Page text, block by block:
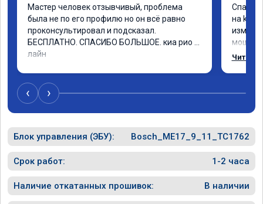
Мастер человек отзывчивый, проблема
была не по его профилю но он всё равно
проконсультировал и подсказал.
БЕСПЛАТНО. СПАСИБО БОЛЬШОЕ. киа рио х
лайн
на kia
Читать
‹ ›
Блок управления (ЭБУ): Bosch_ME17_9_11_TC1762
Срок работ: 1-2 часа
Наличие откатанных прошивок: В наличии